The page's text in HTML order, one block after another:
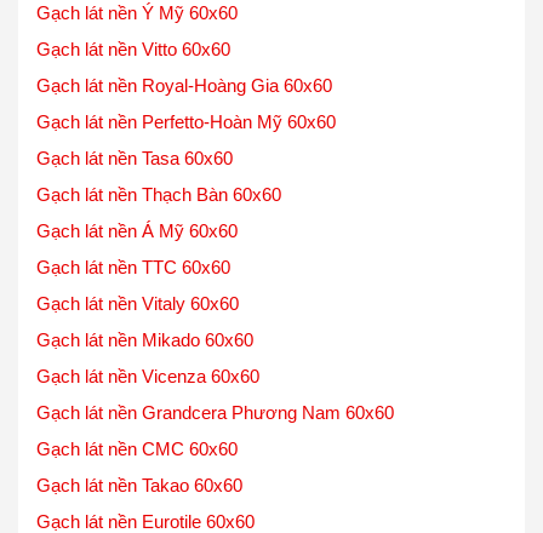
Gạch lát nền Ý Mỹ 60x60
Gạch lát nền Vitto 60x60
Gạch lát nền Royal-Hoàng Gia 60x60
Gạch lát nền Perfetto-Hoàn Mỹ 60x60
Gạch lát nền Tasa 60x60
Gạch lát nền Thạch Bàn 60x60
Gạch lát nền Á Mỹ 60x60
Gạch lát nền TTC 60x60
Gạch lát nền Vitaly 60x60
Gạch lát nền Mikado 60x60
Gạch lát nền Vicenza 60x60
Gạch lát nền Grandcera Phương Nam 60x60
Gạch lát nền CMC 60x60
Gạch lát nền Takao 60x60
Gạch lát nền Eurotile 60x60